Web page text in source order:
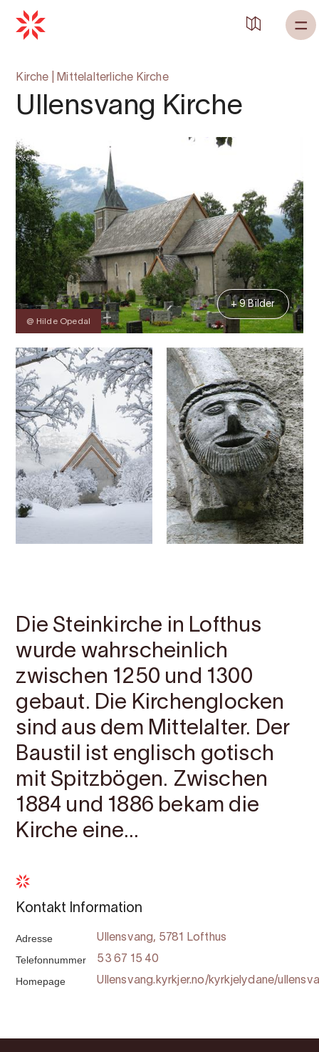
Kirche Mittelalterliche Kirche
Ullensvang Kirche
@ Hilde Opedal
+ 9 Bilder
Die Steinkirche in Lofthus
wurde wahrscheinlich
zwischen 1250 und 1300
gebaut. Die Kirchenglocken
sind aus dem Mittelalter. Der
Baustil ist englisch gotisch
mit Spitzbögen. Zwischen
1884 und 1886 bekam die
Kirche eine...
Kontakt Information
Adresse Ullensvang, 5781 Lofthus
Telefonnummer 53 67 15 40
Homepage Ullensvang.kyrkjer.no/kyrkjelydane/